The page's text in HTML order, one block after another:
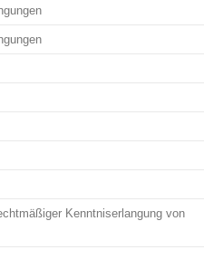
Kenntniserlangung von